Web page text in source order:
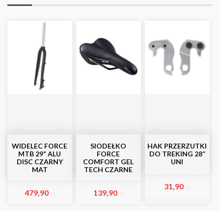
WIDELEC FORCE
MTB 29“ ALU
DISC CZARNY
MAT
479,90
SIODEŁKO
FORCE
COMFORT GEL
TECH CZARNE
139,90
HAK PRZERZUTKI
DO TREKING 28‘‘
UNI
31,90